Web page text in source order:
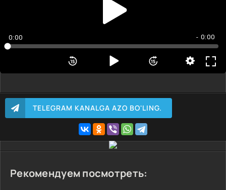
0:00 - 0:00
TELEGRAM KANALGA AZO BO'LING.
Рекомендуем посмотреть: